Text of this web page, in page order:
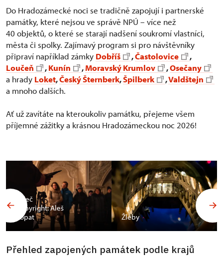
Do Hradozámecké noci se tradičně zapojují i partnerské
památky, které nejsou ve správě NPÚ – více než
40 objektů, o které se starají nadšení soukromí vlastníci,
města či spolky. Zajímavý program si pro návštěvníky
připraví například zámky Dobříš ,Častolovice
,
Loučeň
,Kunín ,Moravský Krumlov ,Osečany
a hrady Loket,Český Šternberk,Špilberk ,Valdštejn
a mnoho dalších.
Ať už zavítáte na kteroukoliv památku, přejeme všem
příjemné zážitky a krásnou Hradozámeckou noc 2026!
Valeč
Copyright: Aleš
Vopat
Žleby
Přehled zapojených památek podle krajů